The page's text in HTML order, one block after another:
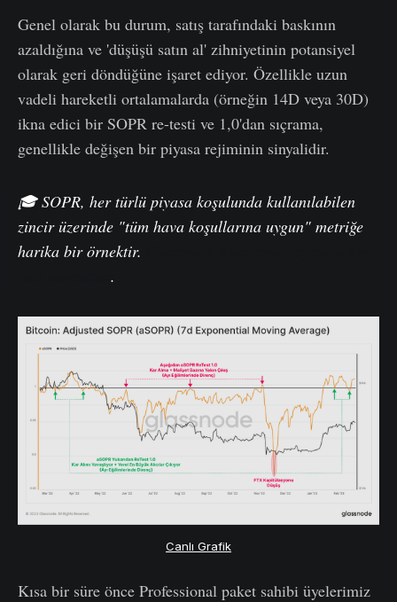
Genel olarak bu durum, satış tarafındaki baskının
azaldığına ve 'düşüşü satın al' zihniyetinin potansiyel
olarak geri döndüğüne işaret ediyor. Özellikle uzun
vadeli hareketli ortalamalarda (örneğin 14D veya 30D)
ikna edici bir SOPR re-testi ve 1,0'dan sıçrama,
genellikle değişen bir piyasa rejiminin sinyalidir.
🎓 SOPR, her türlü piyasa koşulunda kullanılabilen
zincir üzerinde "tüm hava koşullarına uygun" metriğe
harika bir örnektir.
.
Canlı Grafik
Kısa bir süre önce Professional paket sahibi üyelerimiz